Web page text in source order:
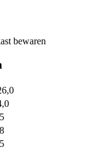
bewaren